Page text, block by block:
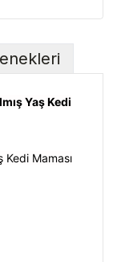
Yaş Kedi
Kedi Maması